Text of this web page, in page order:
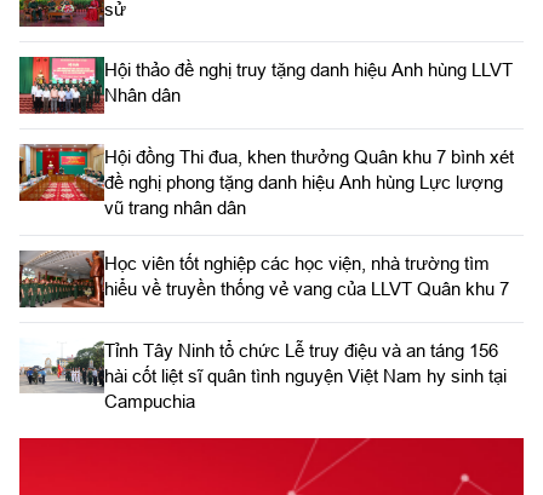
sử
Hội thảo đề nghị truy tặng danh hiệu Anh hùng LLVT
Nhân dân
Hội đồng Thi đua, khen thưởng Quân khu 7 bình xét
đề nghị phong tặng danh hiệu Anh hùng Lực lượng
vũ trang nhân dân
Học viên tốt nghiệp các học viện, nhà trường tìm
hiểu về truyền thống vẻ vang của LLVT Quân khu 7
​Tỉnh Tây Ninh tổ chức Lễ truy điệu và an táng 156
hài cốt liệt sĩ quân tình nguyện Việt Nam hy sinh tại
Campuchia